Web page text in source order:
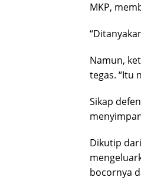
MKP,
Namun,
tegas. “Itu
Sikap
Dikutip
bocornya